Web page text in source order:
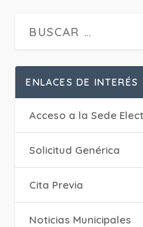
ENLACES DE INTERÉS
Acceso a la Sede
Solicitud Genérica
Cita Previa
‎Noticias Municipales